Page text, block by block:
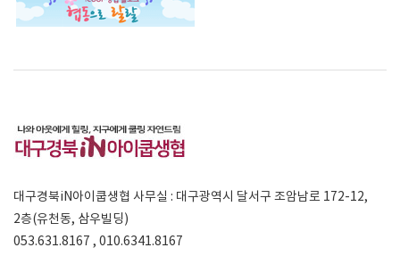
대구경북iN아이쿱생협 사무실 : 대구광역시 달서구 조암남로 172-12,
2층(유천동, 삼우빌딩)
053.631.8167 , 010.6341.8167